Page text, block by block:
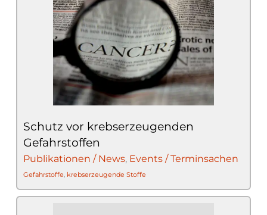
Schutz vor krebserzeugenden
Gefahrstoffen
Publikationen / News, Events / Terminsachen
Gefahrstoffe, krebserzeugende Stoffe